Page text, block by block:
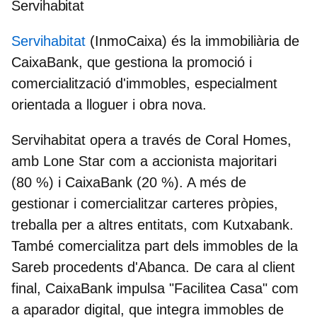
Servihabitat
Servihabitat (InmoCaixa) és la immobiliària de
CaixaBank, que gestiona la promoció i
comercialització d'immobles, especialment
orientada a lloguer i obra nova.
Servihabitat opera a través de Coral Homes,
amb Lone Star com a accionista majoritari
(80 %) i CaixaBank (20 %). A més de
gestionar i comercialitzar carteres pròpies,
treballa per a altres entitats, com Kutxabank.
També comercialitza part dels immobles de la
Sareb procedents d'Abanca. De cara al client
final, CaixaBank impulsa "Facilitea Casa" com
a aparador digital, que integra immobles de